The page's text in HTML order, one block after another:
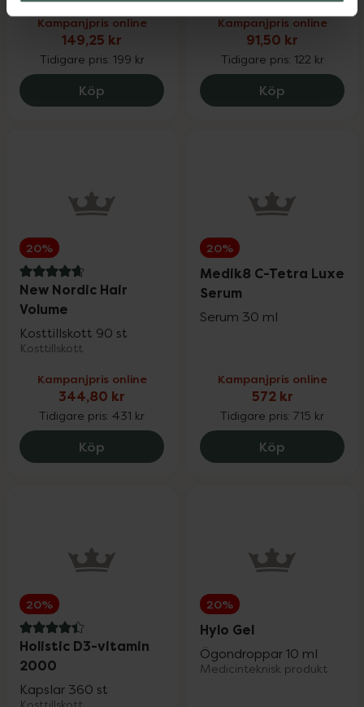
Kampanjpris online
149,25 kr
Tidigare pris: 199 kr
Köp Eucerin Anti-Pigment Spot Corrector,
Kampanjpris online
91,50 kr
Tidigare pris: 122 kr
Köp Monkids
20%
4.8 av 5 i omdöme
New Nordic Hair
Volume
Kosttillskott 90 st
Kosttillskott
Kampanjpris online
344,80 kr
Tidigare pris: 431 kr
Köp New Nordic Hair Volume, 344.8 kr.
20%
Medik8 C-Tetra Luxe
Serum
Serum 30 ml
Kampanjpris online
572 kr
Tidigare pris: 715 kr
Köp Medik8 C-
20%
4.4 av 5 i omdöme
Holistic D3-vitamin
2000
Kapslar 360 st
Kosttillskott
20%
Hylo Gel
Ögondroppar 10 ml
Medicinteknisk produkt